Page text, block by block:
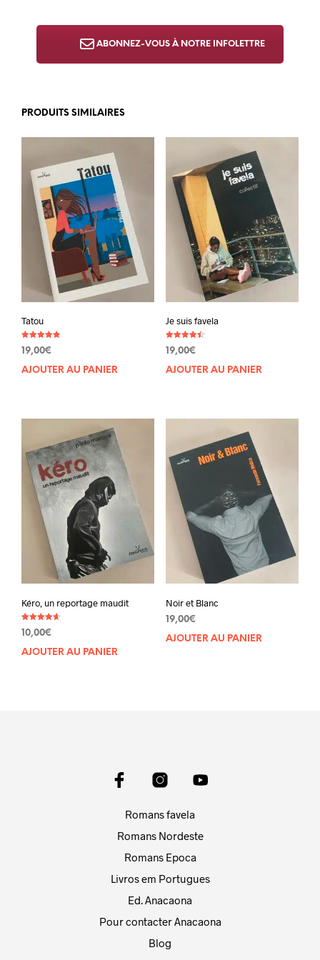
ABONNEZ-VOUS À NOTRE INFOLETTRE
PRODUITS SIMILAIRES
Tatou
Note
4.81
19,00€
AJOUTER AU PANIER
Je suis favela
Note
4.50
19,00€
AJOUTER AU PANIER
Kéro, un reportage maudit
4.60
10,00€
AJOUTER AU PANIER
Noir et Blanc
19,00€
AJOUTER AU PANIER
Romans favela
Romans Nordeste
Romans Epoca
Livros em Portugues
Ed. Anacaona
Pour contacter Anacaona
Blog